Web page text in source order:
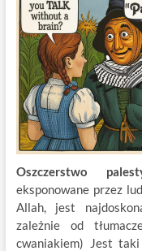
Oszczerstwo
eksponowane przez
Allah, jest
zależnie od
cwaniakiem) Jest